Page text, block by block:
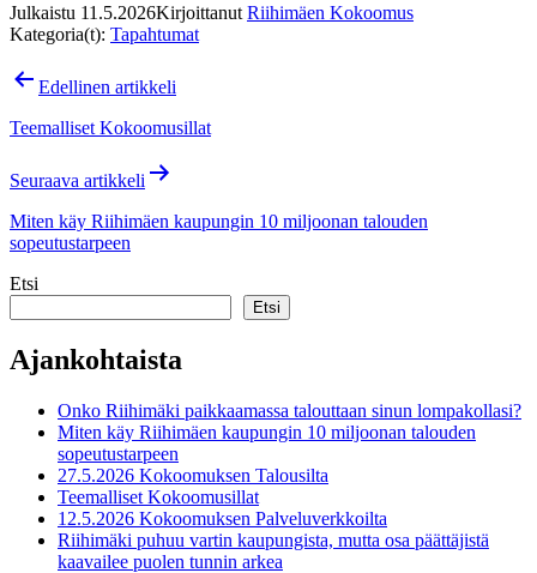
Julkaistu 11.5.2026Kirjoittanut Riihimäen Kokoomus
Kategoria(t): Tapahtumat
Artikkelien
Edellinen artikkeli
Teemalliset Kokoomusillat
Seuraava artikkeli
Miten käy Riihimäen kaupungin 10 miljoonan talouden
sopeutustarpeen
Etsi
Etsi
Ajankohtaista
Onko Riihimäki paikkaamassa talouttaan sinun lompakollasi?
Miten käy Riihimäen kaupungin 10 miljoonan talouden
sopeutustarpeen
27.5.2026 Kokoomuksen Talousilta
Teemalliset Kokoomusillat
12.5.2026 Kokoomuksen Palveluverkkoilta
Riihimäki puhuu vartin kaupungista, mutta osa päättäjistä
kaavailee puolen tunnin arkea